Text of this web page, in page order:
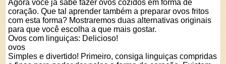
Agora você já sabe fazer ovos cozidos em forma de
coração. Que tal aprender também a preparar ovos fritos
com esta forma? Mostraremos duas alternativas originais
para que você escolha a que mais gostar.
Ovos com linguiças: Delicioso!
ovos
Simples e divertido! Primeiro, consiga linguiças compridas